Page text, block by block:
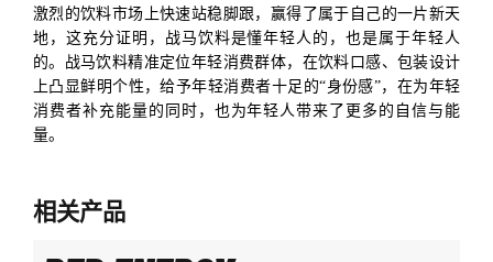
激烈的饮料市场上快速站稳脚跟，赢得了属于自己的一片新天
地，这充分证明，战马饮料是懂年轻人的，也是属于年轻人
的。战马饮料精准定位年轻消费群体，在饮料口感、包装设计
上凸显鲜明个性，给予年轻消费者十足的“身份感”，在为年轻
消费者补充能量的同时，也为年轻人带来了更多的自信与能
量。
相关产品